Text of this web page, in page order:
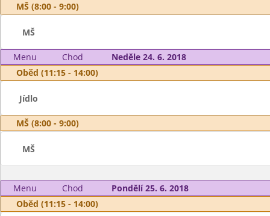
MŠ (8:00 - 9:00)
MŠ
Menu Chod
Neděle 24. 6. 2018
Oběd (11:15 - 14:00)
Jídlo
MŠ (8:00 - 9:00)
MŠ
Menu Chod
Pondělí 25. 6. 2018
Oběd (11:15 - 14:00)